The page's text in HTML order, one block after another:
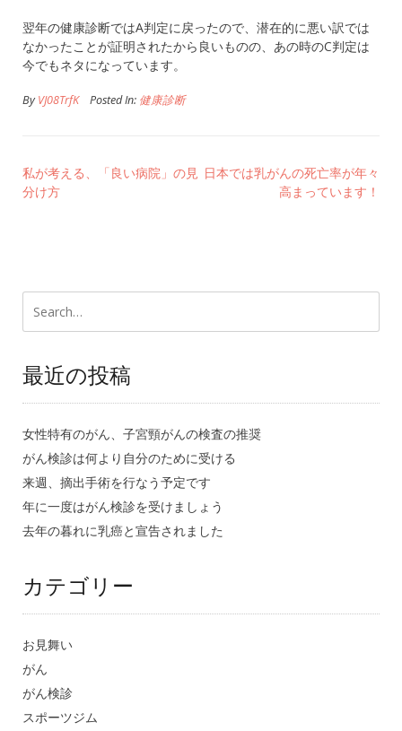
翌年の健康診断ではA判定に戻ったので、潜在的に悪い訳では
なかったことが証明されたから良いものの、あの時のC判定は
今でもネタになっています。
ByVJ08TrfK Posted In: 健康診断
私が考える、「良い病院」の見
分け方
日本では乳がんの死亡率が年々
高まっています！
最近の投稿
女性特有のがん、子宮頸がんの検査の推奨
がん検診は何より自分のために受ける
来週、摘出手術を行なう予定です
年に一度はがん検診を受けましょう
去年の暮れに乳癌と宣告されました
カテゴリー
お見舞い
がん
がん検診
スポーツジム